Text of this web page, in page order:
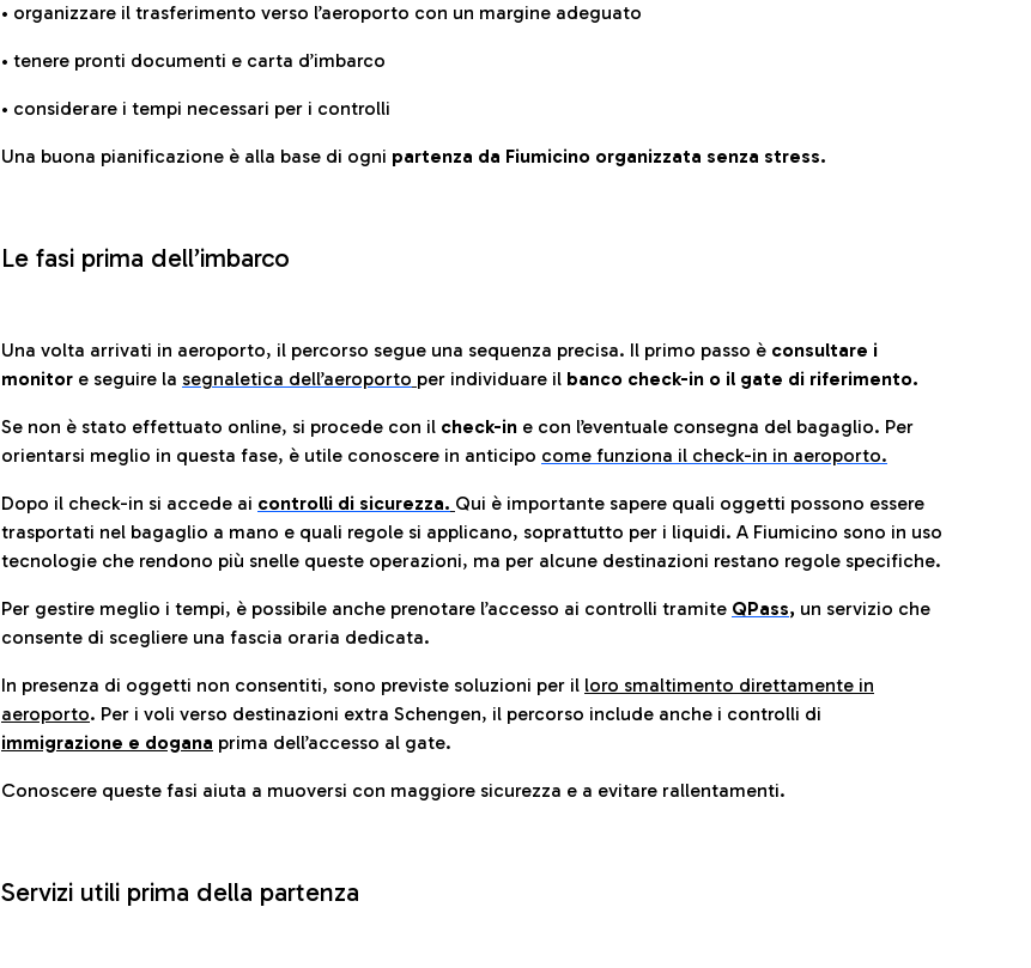
• organizzare il trasferimento verso l’aeroporto con un margine adeguato
• tenere pronti documenti e carta d’imbarco
• considerare i tempi necessari per i controlli
Una buona pianificazione è alla base di ogni partenza da Fiumicino organizzata senza stress.
Le fasi prima dell’imbarco
Una volta arrivati in aeroporto, il percorso segue una sequenza precisa. Il primo passo è consultare i
monitor e seguire la segnaletica dell’aeroporto per individuare il banco check-in o il gate di riferimento.
Se non è stato effettuato online, si procede con il check-in e con l’eventuale consegna del bagaglio. Per
orientarsi meglio in questa fase, è utile conoscere in anticipo come funziona il check-in in aeroporto.
Dopo il check-in si accede ai controlli di sicurezza. Qui è importante sapere quali oggetti possono essere
trasportati nel bagaglio a mano e quali regole si applicano, soprattutto per i liquidi. A Fiumicino sono in uso
tecnologie che rendono più snelle queste operazioni, ma per alcune destinazioni restano regole specifiche.
Per gestire meglio i tempi, è possibile anche prenotare l’accesso ai controlli tramite QPass, un servizio che
consente di scegliere una fascia oraria dedicata.
In presenza di oggetti non consentiti, sono previste soluzioni per il loro smaltimento direttamente in
aeroporto. Per i voli verso destinazioni extra Schengen, il percorso include anche i controlli di
immigrazione e dogana prima dell’accesso al gate.
Conoscere queste fasi aiuta a muoversi con maggiore sicurezza e a evitare rallentamenti.
Servizi utili prima della partenza